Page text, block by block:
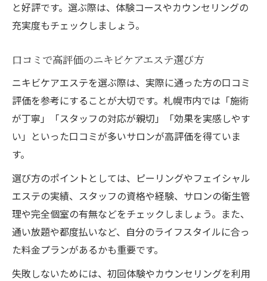
と好評です。選ぶ際は、体験コースやカウンセリングの
充実度もチェックしましょう。
口コミで高評価のニキビケアエステ選び方
ニキビケアエステを選ぶ際は、実際に通った方の口コミ
評価を参考にすることが大切です。札幌市内では「施術
が丁寧」「スタッフの対応が親切」「効果を実感しやす
い」といった口コミが多いサロンが高評価を得ていま
す。
選び方のポイントとしては、ピーリングやフェイシャル
エステの実績、スタッフの資格や経験、サロンの衛生管
理や完全個室の有無などをチェックしましょう。また、
通い放題や都度払いなど、自分のライフスタイルに合っ
た料金プランがあるかも重要です。
失敗しないためには、初回体験やカウンセリングを利用